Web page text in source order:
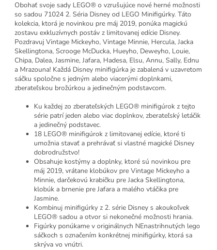
Obohať svoje sady LEGO® o vzrušujúce nové herné možnosti
so sadou 71024 2. Séria Disney od LEGO Minifigúrky. Táto
kolekcia, ktorá je novinkou pre máj 2019, ponúka magickú
zostavu exkluzívnych postáv z limitovanej edície Disney.
Pozdravuj Vintage Mickeyho, Vintage Minnie, Hercula, Jacka
Skellingtona, Scrooge McDucka, Hueyho, Deweyho, Louie,
Chipa, Dalea, Jasmine, Jafara, Hadesa, Elsu, Annu, Sally, Ednu
a Mrazouna! Každá Disney minifigúrka je zabalená v uzavretom
sáčku spoločne s jedným alebo viacerými doplnkami,
zberateľskou brožúrkou a jedinečným podstavcom.
Ku každej zo zberateľských LEGO® minifigúrok z tejto
série patrí jeden alebo viac doplnkov, zberateľský letáčik
a jedinečný podstavec.
18 LEGO® minifigúrok z limitovanej edície, ktoré ti
umožnia stavať a prehrávať si vlastné magické Disney
dobrodružstvo!
Obsahuje kostýmy a doplnky, ktoré sú novinkou pre
máj 2019, vrátane klobúkov pre Vintage Mickeyho a
Minnie, darčekovú krabičku pre Jacka Skellingtona,
klobúk a brnenie pre Jafara a malého vtáčika pre
Jasmine.
Kombinuj minifigúrky z 2. série Disney s akoukoľvek
LEGO® sadou a otvor si nekonečné možnosti hrania.
Figúrky ponúkame v originálnych NEnastrihnutých lego
sáčkoch s označením konkrétnej minifigúrky, ktorá sa
skrýva vo vnútri.